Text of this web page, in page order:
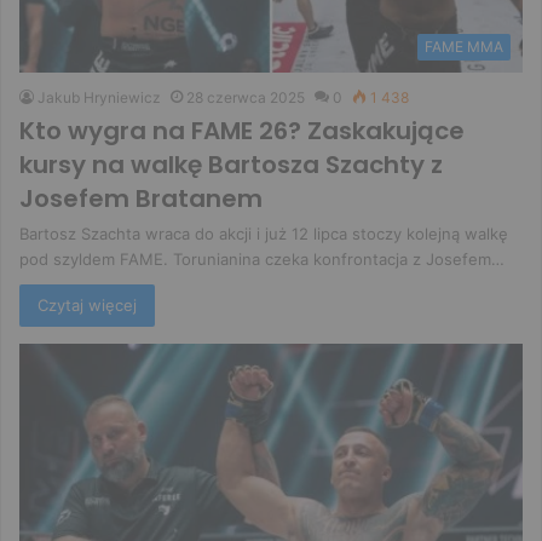
FAME MMA
Jakub Hryniewicz 28 czerwca 2025 0 1 438
Kto wygra na FAME 26? Zaskakujące
kursy na walkę Bartosza Szachty z
Josefem Bratanem
Bartosz Szachta wraca do akcji i już 12 lipca stoczy kolejną walkę
pod szyldem FAME. Torunianina czeka konfrontacja z Josefem…
Czytaj więcej